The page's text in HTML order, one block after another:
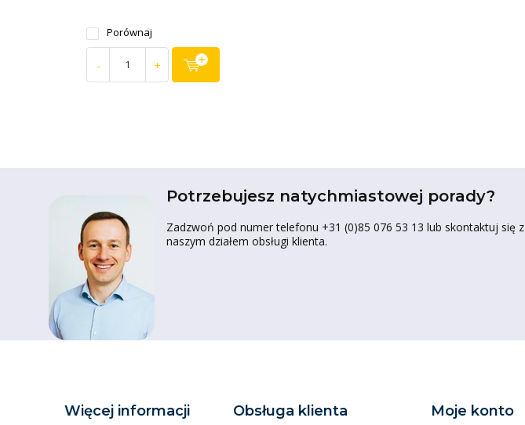
Porównaj
- +
Potrzebujesz natychmiastowej porady?
Zadzwoń pod numer telefonu +31 (0)85 076 53 13 lub skontaktuj się z
naszym działem obsługi klienta.
Więcej informacji Obsługa klienta Moje konto